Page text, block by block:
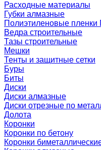
Расходные материалы
Губки алмазные
Полиэтиленовые
Ведра строительные
Тазы строительные
Мешки
Тенты и защитные сетки
Буры
Биты
Диски
Диски алмазные
Диски отрезные по
Долота
Коронки
Коронки по бетону
Коронки